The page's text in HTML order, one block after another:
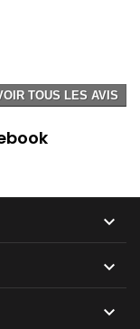
TOUS LES AVIS


